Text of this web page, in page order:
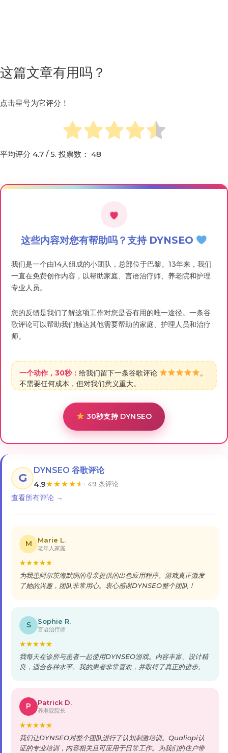
这篇文章有用吗？
点击星号为它评分！
平均评分 4.7 / 5. 投票数： 48
这些内容对您有帮助吗？支持 DYNSEO
我们是一个由14人组成的小团队，总部位于巴黎。13年来，我们
一直在免费创作内容，以帮助家庭、言语治疗师、养老院和护理
专业人员。
您的反馈是我们了解这项工作对您是否有用的唯一途径。一条谷
歌评论可以帮助我们触达其他需要帮助的家庭、护理人员和治疗
师。
一个动作，30秒： 给我们留下一条谷歌评论
。
不需要任何成本，但对我们意义重大。
30秒支持 DYNSEO
G
DYNSEO 谷歌评论
4.9★★★★★ · 49 条评论
查看所有评论 →
M Marie L.
老年人家庭
★★★★★
为我患阿尔茨海默病的母亲提供的出色应用程序。游戏真正激发
了她的兴趣，团队非常用心。衷心感谢DYNSEO整个团队！
S Sophie R.
言语治疗师
★★★★★
我每天在诊所与患者一起使用DYNSEO游戏。内容丰富、设计精
良，适合各种水平。我的患者非常喜欢，并取得了真正的进步。
P Patrick D.
养老院院长
★★★★★
我们让DYNSEO对整个团队进行了认知刺激培训。Qualiopi认
证的专业培训，内容相关且可应用于日常工作。为我们的住户带